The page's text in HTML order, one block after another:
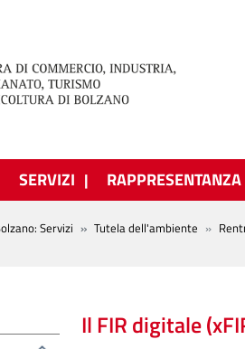
SERVIZI
Servizi Tutela dell'ambiente
Il FIR digitale